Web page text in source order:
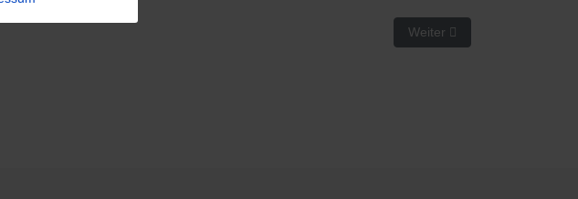
Nächster Beitrag: Vom V8
Weiter